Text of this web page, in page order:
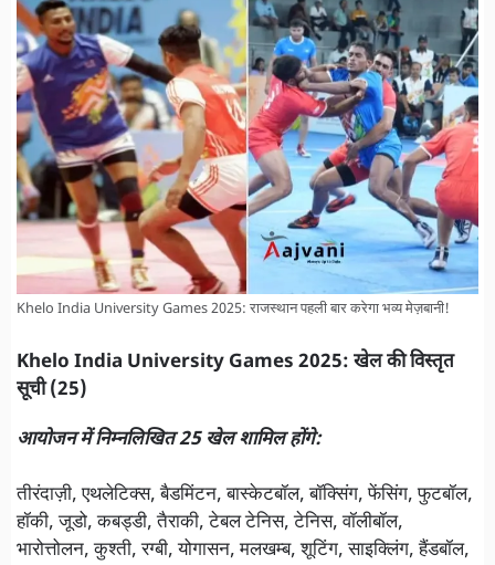
Khelo India University Games 2025: राजस्थान पहली बार करेगा भव्य मेज़बानी!
Khelo India University Games 2025: खेल की विस्तृत
सूची (25)
आयोजन में निम्नलिखित 25 खेल शामिल होंगे:
तीरंदाज़ी, एथलेटिक्स, बैडमिंटन, बास्केटबॉल, बॉक्सिंग, फेंसिंग, फुटबॉल,
हॉकी, जूडो, कबड्डी, तैराकी, टेबल टेनिस, टेनिस, वॉलीबॉल,
भारोत्तोलन, कुश्ती, रग्बी, योगासन, मलखम्ब, शूटिंग, साइक्लिंग, हैंडबॉल,